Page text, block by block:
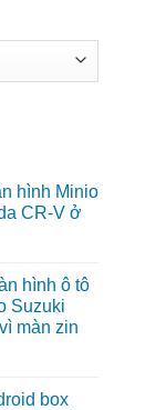
hình Minio
CR-V ở
hình ô tô
Suzuki
màn zin
box